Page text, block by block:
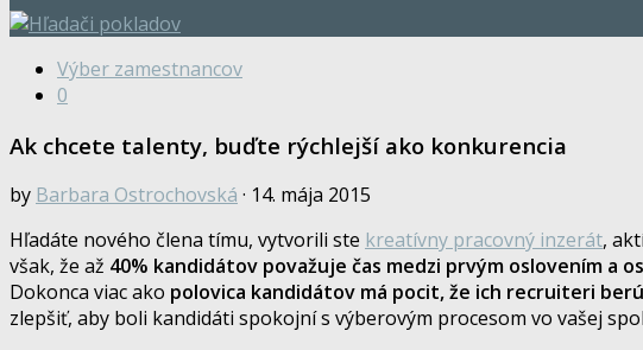
Výber zamestnancov
0
Ak chcete talenty, buďte rýchlejší ako konkurencia
by Barbara Ostrochovská · 14. mája 2015
Hľadáte nového člena tímu, vytvorili ste kreatívny pracovný inzerát,
však, že až 40% kandidátov považuje čas medzi prvým oslovením a
Dokonca viac ako polovica kandidátov má pocit, že ich recruiteri
zlepšiť, aby boli kandidáti spokojní s výberovým procesom vo vašej